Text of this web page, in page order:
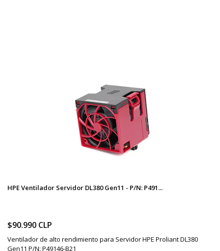
HPE Ventilador Servidor DL380 Gen11 - P/N: P491...
$90.990 CLP
Ventilador de alto rendimiento para Servidor HPE Proliant DL380
Gen11 P/N: P49146-B21